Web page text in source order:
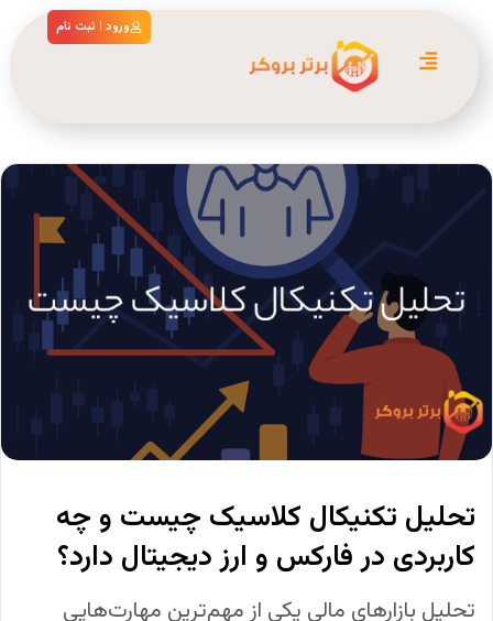
ورود | ثبت نام
تحلیل تکنیکال کلاسیک چیست و چه
کاربردی در فارکس و ارز دیجیتال دارد؟
تحلیل بازارهای مالی یکی از مهم‌ترین مهارت‌هایی